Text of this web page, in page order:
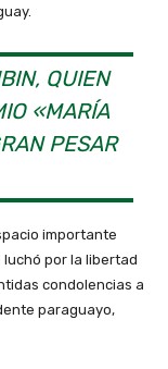
QUIEN
«MARÍA
PESAR
importante
luchó por la libertad
condolencias a
paraguayo,